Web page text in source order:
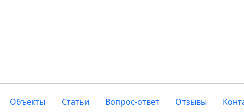
Объекты Статьи Вопрос-ответ Отзывы